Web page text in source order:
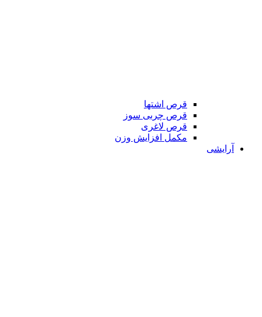
قرص اشتها
قرص چربی سوز
قرص لاغری
مکمل افزایش وزن
آرایشی